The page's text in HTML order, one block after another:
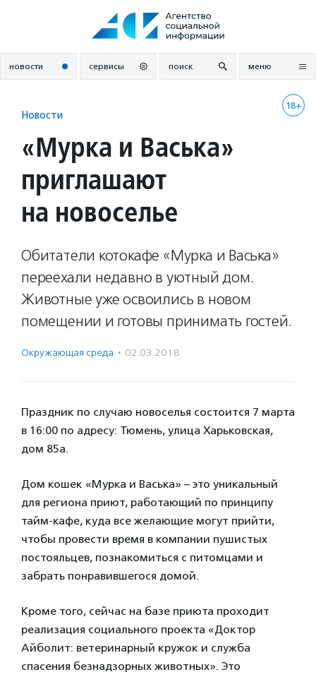
новости сервисы поиск меню
18+
Новости
«Мурка и Васька»
приглашают
на новоселье
Обитатели котокафе «Мурка и Васька»
переехали недавно в уютный дом.
Животные уже освоились в новом
помещении и готовы принимать гостей.
Окружающая среда · 02.03.2018
Праздник по случаю новоселья состоится 7 марта
в 16:00 по адресу: Тюмень, улица Харьковская,
дом 85а.
Дом кошек «Мурка и Васька» – это уникальный
для региона приют, работающий по принципу
тайм-кафе, куда все желающие могут прийти,
чтобы провести время в компании пушистых
постояльцев, познакомиться с питомцами и
забрать понравившегося домой.
Кроме того, сейчас на базе приюта проходит
реализация социального проекта «Доктор
Айболит: ветеринарный кружок и служба
спасения безнадзорных животных». Это